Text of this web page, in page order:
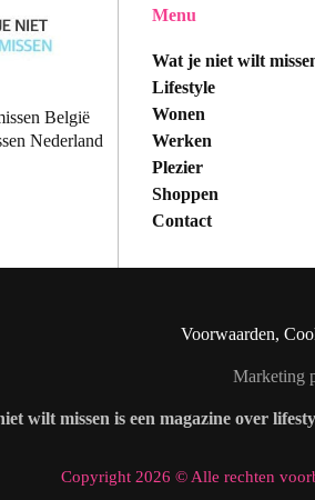
België
Nederland
Menu
Wat je niet wilt
Lifestyle
Wonen
Werken
Plezier
Shoppen
Contact
Voorwaarden,
Marketing
wilt missen is een magazine over
Copyright 2026 © Alle rechten